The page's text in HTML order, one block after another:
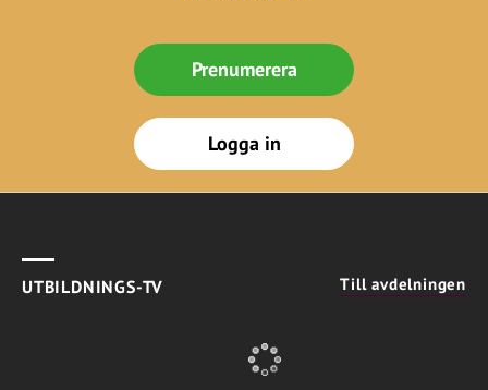
Prenumerera
Logga in
UTBILDNINGS-TV Till avdelningen